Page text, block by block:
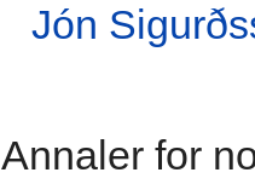
Jón
Annaler for